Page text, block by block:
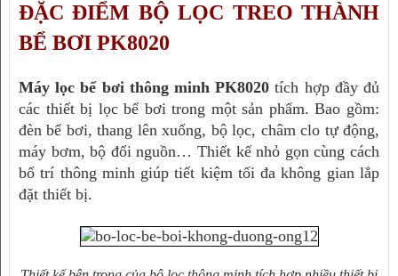
ĐẶC ĐIỂM BỘ LỌC TREO THÀNH
BỂ BƠI PK8020
Máy lọc bể bơi thông minh PK8020 tích hợp đầy đủ
các thiết bị lọc bể bơi trong một sản phẩm. Bao gồm:
đèn bể bơi, thang lên xuống, bộ lọc, châm clo tự động,
máy bơm, bộ đổi nguồn… Thiết kế nhỏ gọn cùng cách
bố trí thông minh giúp tiết kiệm tối đa không gian lắp
đặt thiết bị.